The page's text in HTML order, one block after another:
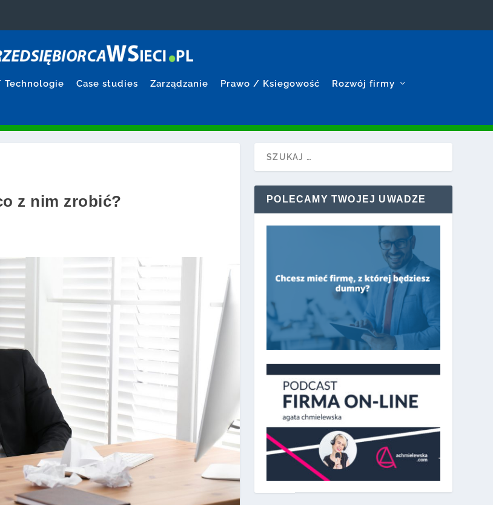
Technologie Case studies Zarządzanie Prawo / Ksiegowość Rozwój firmy
z nim zrobić? POLECAMY TWOJEJ UWADZE